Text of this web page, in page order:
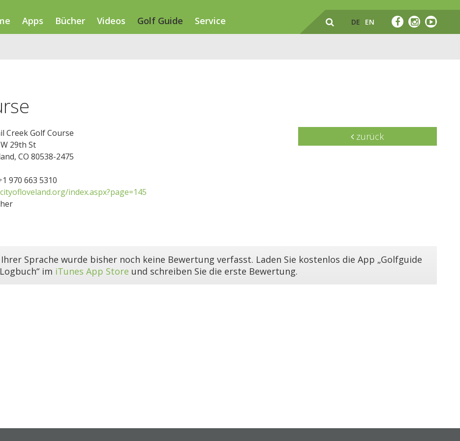
Apps Bücher Videos Golf Guide Service DE EN
Creek Golf Course
29th St
CO 80538-2475
970 663 5310
index.aspx?page=145
zurück
Ihrer Sprache wurde bisher noch keine Bewertung verfasst. Laden Sie kostenlos die App „Golfguide
im iTunes App Store und schreiben Sie die erste Bewertung.